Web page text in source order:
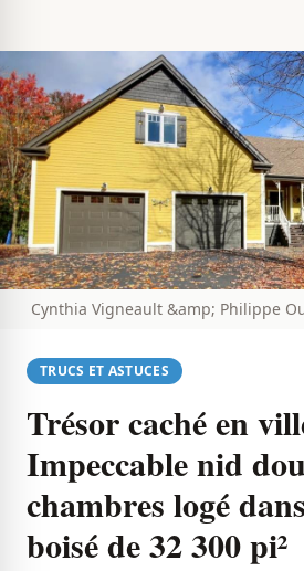
Cynthia Vigneault &amp; Philippe
TRUCS ET ASTUCES
Trésor caché en
Impeccable nid
chambres logé
boisé de 32 300 pi²